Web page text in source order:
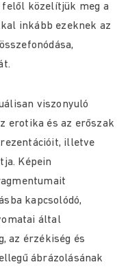
közelítjük meg a
inkább ezeknek az
viszonyuló
erotika és az erőszak
illetve
Képein
kapcsolódó,
által
az érzékiség és
ábrázolásának